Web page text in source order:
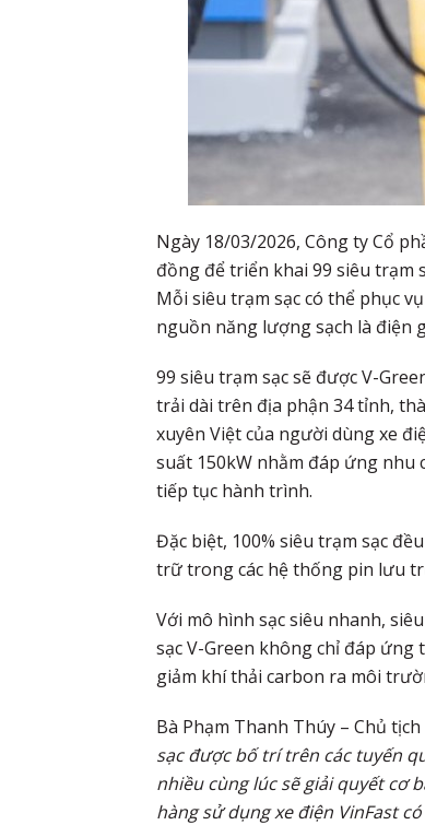
Ngày 18/03/2026, Công ty Cổ
đồng để triển khai 99 siêu trạm
Mỗi siêu trạm sạc có thể phục
nguồn năng lượng sạch là điện
99 siêu trạm sạc sẽ được V-
trải dài trên địa phận 34 tỉnh,
xuyên Việt của người dùng xe
suất 150kW nhằm đáp ứng nhu
tiếp tục hành trình.
Đặc biệt, 100% siêu trạm sạc
trữ trong các hệ thống pin lưu
Với mô hình sạc siêu nhanh,
sạc V-Green không chỉ đáp ứng
giảm khí thải carbon ra môi
Bà Phạm Thanh Thúy – Chủ
sạc được bố trí trên các tuyến
nhiều cùng lúc sẽ giải quyết cơ
hàng sử dụng xe điện VinFast